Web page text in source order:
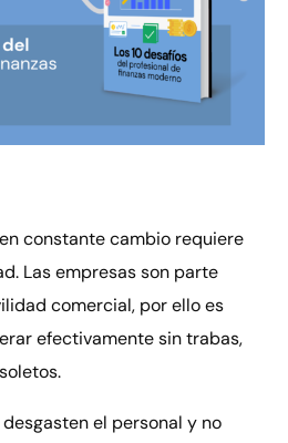
constante cambio requiere
Las empresas son parte
comercial, por ello es
efectivamente sin trabas,
el personal y no